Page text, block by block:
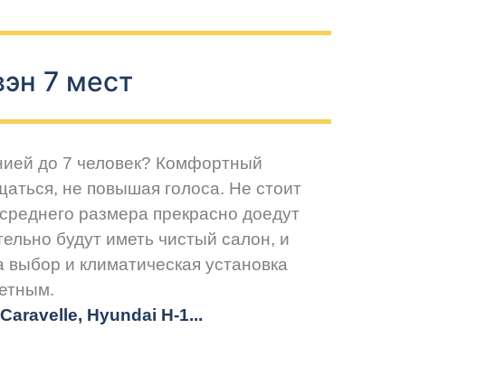
7 мест
до 7 человек? Комфортный
не повышая голоса. Не стоит
размера прекрасно доедут
будут иметь чистый салон, и
выбор и климатическая установка
Hyundai H-1...